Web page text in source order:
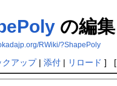
の編集
RWiki/?ShapePoly
クアップ| 添付| リロード ] [